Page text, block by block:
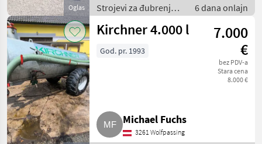
Oglas
Strojevi za đubrenje,
gnojenje i
navodnjavanje /
6 dana onlajn
Kirchner 4.000 l
7.000
€
bez PDV-a
Stara cena
8.000 €
God. pr. 1993
Michael Fuchs
3261 Wolfpassing